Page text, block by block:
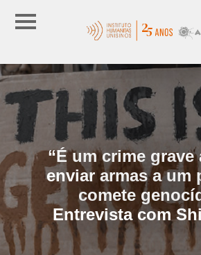
“É um crime grave
enviar armas a um
comete
Entrevista com